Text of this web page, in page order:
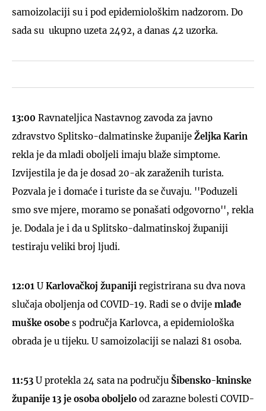
samoizolaciji su i pod epidemiološkim nadzorom. Do
sada su ukupno uzeta 2492, a danas 42 uzorka.
13:00 Ravnateljica Nastavnog zavoda za javno
zdravstvo Splitsko-dalmatinske županije Željka Karin
rekla je da mladi oboljeli imaju blaže simptome.
Izvijestila je da je dosad 20-ak zaraženih turista.
Pozvala je i domaće i turiste da se čuvaju. ''Poduzeli
smo sve mjere, moramo se ponašati odgovorno'', rekla
je. Dodala je i da u Splitsko-dalmatinskoj županiji
testiraju veliki broj ljudi.
12:01 U Karlovačkoj županiji registrirana su dva nova
slučaja oboljenja od COVID-19. Radi se o dvije mlađe
muške osobe s područja Karlovca, a epidemiološka
obrada je u tijeku. U samoizolaciji se nalazi 81 osoba.
11:53 U protekla 24 sata na području Šibensko-kninske
županije 13 je osoba oboljelo od zarazne bolesti COVID-